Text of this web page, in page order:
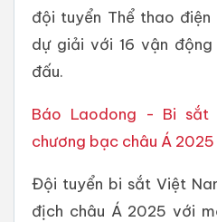
đội tuyển Thể thao
dự giải với 16 vận
đấu.
Báo Laodong - Bi sắt
chương bạc châu Á 2025
Đội tuyển bi sắt Việt
địch châu Á 2025 với